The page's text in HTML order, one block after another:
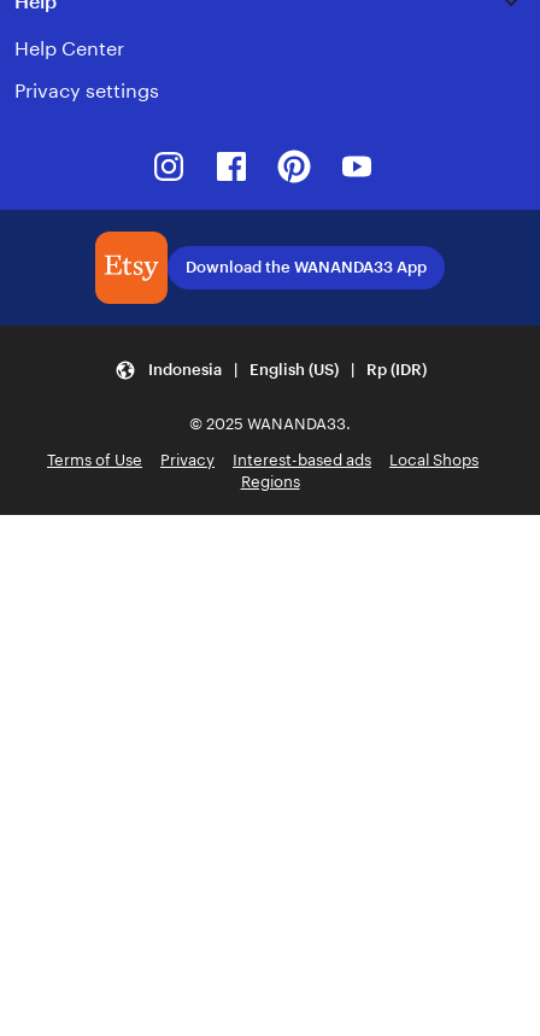
Help Center
Privacy settings
InstagramFacebookPinterest
Download the WANANDA33 App
Indonesia | English (US) | Rp (IDR)
© 2025 WANANDA33.
Terms of Use
Privacy Interest-based ads
Local Shops
Regions